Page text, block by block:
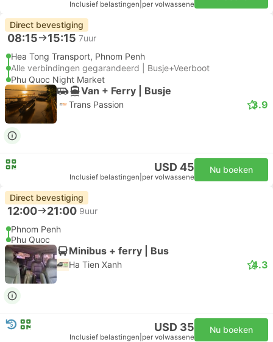
Inclusief belastingen per volwassene
Direct bevestiging
08:15 15:15 7uur
Hea Tong Transport, Phnom Penh
Alle verbindingen gegarandeerd | Busje+Veerboot
Phu Quoc Night Market
Van + Ferry | Busje
Trans Passion 3.9
USD 45
Inclusief belastingen per volwassene
Nu boeken
Direct bevestiging
12:00 21:00 9uur
Phnom Penh
Phu Quoc
Minibus + ferry | Bus
Ha Tien Xanh 4.3
USD 35
Inclusief belastingen per volwassene
Nu boeken